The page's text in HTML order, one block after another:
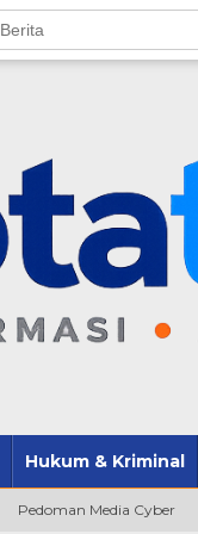
Hukum & Kriminal
Pedoman Media Cyber